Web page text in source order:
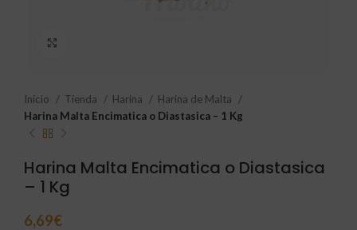
Inicio Tienda Harina
Harina de Malta
Harina Malta Encimatica o Diastasica – 1 Kg
Harina Malta Encimatica o Diastasica
– 1 Kg
6,69€